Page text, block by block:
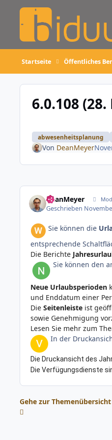
Skip to content
Startseite Öffentliches
6.0.108
abwesenheitsplanung
Von DeanMeyer
DeanMeyer
Geschrieben
Sie können die
entsprechende
Die Berichte
Sie können den
Neue Urlaubsperioden
und Enddatum einer
Die Seitenleiste ist
sowie Genehmigung
Lesen Sie mehr zum
In der
Die Druckansicht des
Die Verfügungsdienste
Gehe zur Themenübersicht